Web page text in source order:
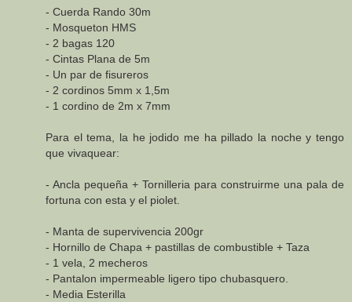
- Cuerda Rando 30m
- Mosqueton HMS
- 2 bagas 120
- Cintas Plana de 5m
- Un par de fisureros
- 2 cordinos 5mm x 1,5m
- 1 cordino de 2m x 7mm
Para el tema, la he jodido me ha pillado la noche y tengo
que vivaquear:
- Ancla pequeña + Tornilleria para construirme una pala de
fortuna con esta y el piolet.
- Manta de supervivencia 200gr
- Hornillo de Chapa + pastillas de combustible + Taza
- 1 vela, 2 mecheros
- Pantalon impermeable ligero tipo chubasquero.
- Media Esterilla